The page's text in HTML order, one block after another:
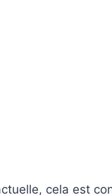
cela est